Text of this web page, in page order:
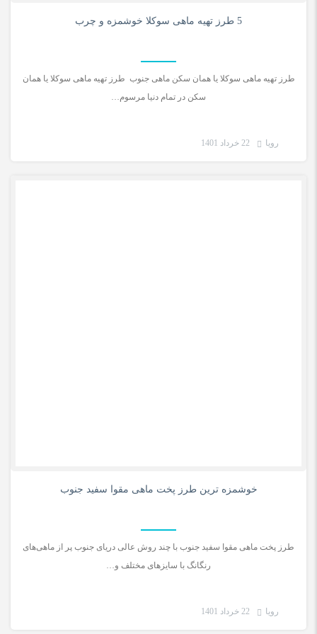
5 طرز تهیه ماهی سوکلا خوشمزه و چرب
طرز تهیه ماهی سوکلا یا همان سکن ماهی جنوب طرز تهیه ماهی سوکلا یا همان
سکن در تمام دنیا مرسوم…
رویا 22 خرداد 1401
خوشمزه ترین طرز پخت ماهی مقوا سفید جنوب
طرز پخت ماهی مقوا سفید جنوب با چند روش عالی دریای جنوب پر از ماهی‌های
رنگانگ با سایزهای مختلف و…
رویا 22 خرداد 1401